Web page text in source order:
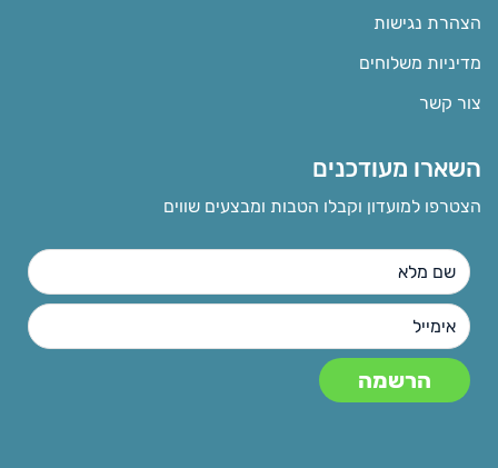
הצהרת נגישות
מדיניות משלוחים
צור קשר
השארו מעודכנים
הצטרפו למועדון וקבלו הטבות ומבצעים שווים